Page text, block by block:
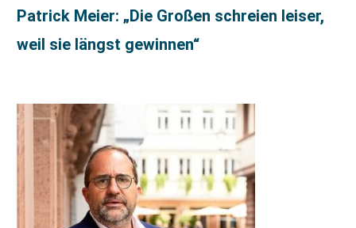
Patrick Meier: „Die Großen schreien leiser,
weil sie längst gewinnen“